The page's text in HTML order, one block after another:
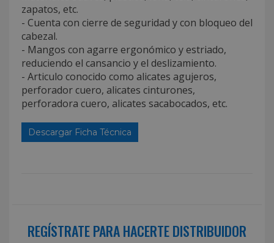
zapatos, etc.
- Cuenta con cierre de seguridad y con bloqueo del
cabezal.
- Mangos con agarre ergonómico y estriado,
reduciendo el cansancio y el deslizamiento.
- Articulo conocido como alicates agujeros,
perforador cuero, alicates cinturones,
perforadora cuero, alicates sacabocados, etc.
Descargar Ficha Técnica
REGÍSTRATE PARA HACERTE DISTRIBUIDOR